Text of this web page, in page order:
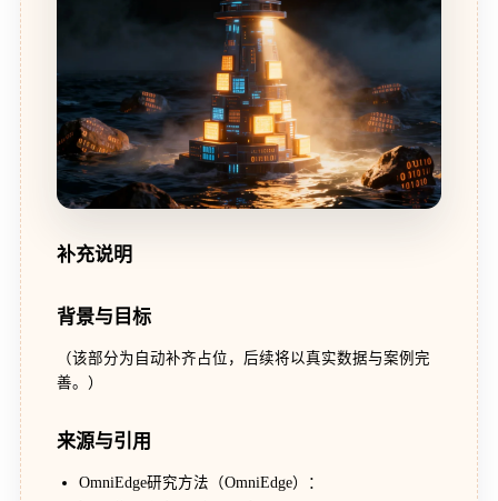
补充说明
背景与目标
（该部分为自动补齐占位，后续将以真实数据与案例完
善。）
来源与引用
OmniEdge研究方法（OmniEdge）：